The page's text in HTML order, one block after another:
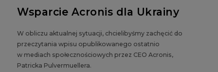
Wsparcie Acronis dla Ukrainy
W obliczu aktualnej sytuacji, chcielibyśmy zachęcić do
przeczytania wpisu opublikowanego ostatnio
w mediach społecznościowych przez CEO Acronis,
Patricka Pulvermuellera.